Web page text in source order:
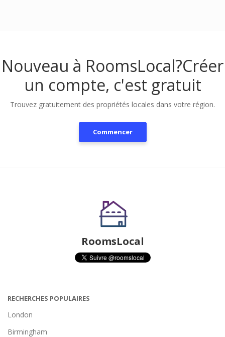
Nouveau à RoomsLocal?Créer
un compte, c'est gratuit
Trouvez gratuitement des propriétés locales dans votre région.
Commencer
RoomsLocal
RECHERCHES POPULAIRES
London
Birmingham